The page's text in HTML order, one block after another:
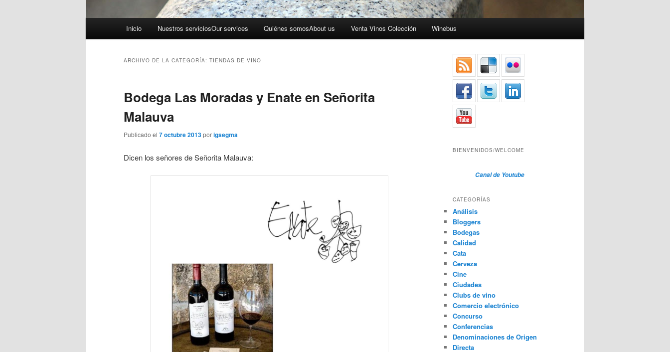
Ir al contenido principal
Ir al contenido secundario
Inicio Nuestros serviciosOur services Quiénes somosAbout us Venta Vinos Colección Winebus
ARCHIVO DE LA CATEGORÍA: TIENDAS DE VINO
Bodega Las Moradas y Enate en Señorita
Malauva
Publicado el 7 octubre 2013porigsegma
Dicen los señores de Señorita Malauva:
BIENVENIDOS/WELCOME
Canal de Youtube
CATEGORÍAS
Análisis
Bloggers
Bodegas
Calidad
Cata
Cerveza
Cine
Ciudades
Clubs de vino
Comercio electrónico
Concurso
Conferencias
Denominaciones de Origen
Directa